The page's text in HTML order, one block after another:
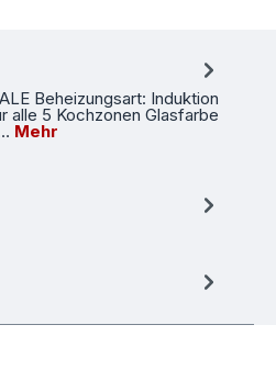
Beheizungsart: Induktion
alle 5 Kochzonen Glasfarbe
Mehr